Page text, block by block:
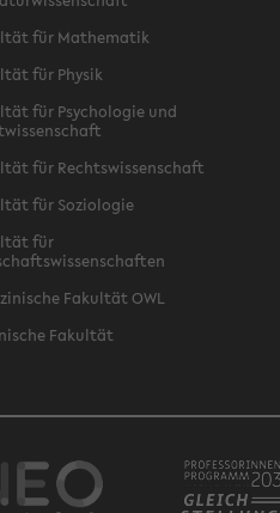
für Mathematik
für Physik
für Psychologie und
für Rechtswissenschaft
für Soziologie
für
Fakultät OWL
Fakultät